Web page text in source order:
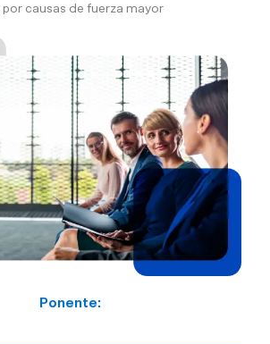
causas de fuerza mayor
Ponente: